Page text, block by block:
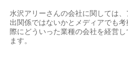
水沢アリーさんの会社に関しては
出関係ではないかとメディアでも
際にどういった業種の会社を経営
ます。